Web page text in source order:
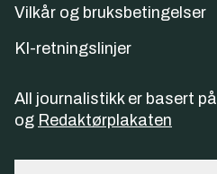
Vilkår og bruksbetingelser
KI-retningslinjer
All journalistikk er basert på
og Redaktørplakaten